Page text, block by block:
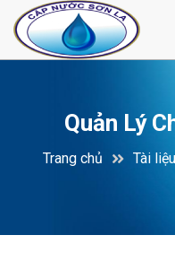
Quản Lý
Trang chủ Tài liệu